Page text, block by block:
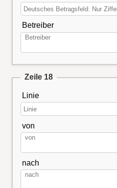
Betreiber
Zeile 18
Linie
von
nach